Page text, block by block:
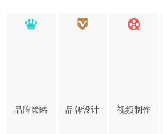
品牌策略 品牌设计 视频制作